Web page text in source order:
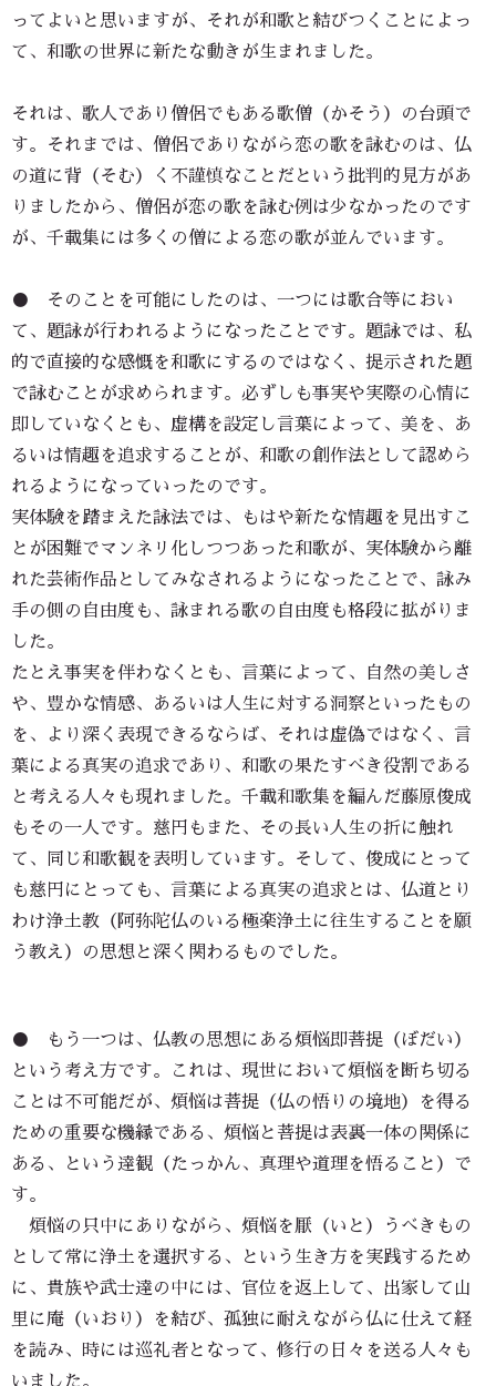
ってよいと思いますが、それが和歌と結びつくことによっ
て、和歌の世界に新たな動きが生まれました。
それは、歌人であり僧侶でもある歌僧（かそう）の台頭で
す。それまでは、僧侶でありながら恋の歌を詠むのは、仏
の道に背（そむ）く不謹慎なことだという批判的見方があ
りましたから、僧侶が恋の歌を詠む例は少なかったのです
が、千載集には多くの僧による恋の歌が並んでいます。
● そのことを可能にしたのは、一つには歌合等におい
て、題詠が行われるようになったことです。題詠では、私
的で直接的な感慨を和歌にするのではなく、提示された題
で詠むことが求められます。必ずしも事実や実際の心情に
即していなくとも、虚構を設定し言葉によって、美を、あ
るいは情趣を追求することが、和歌の創作法として認めら
れるようになっていったのです。
実体験を踏まえた詠法では、もはや新たな情趣を見出すこ
とが困難でマンネリ化しつつあった和歌が、実体験から離
れた芸術作品としてみなされるようになったことで、詠み
手の側の自由度も、詠まれる歌の自由度も格段に拡がりま
した。
たとえ事実を伴わなくとも、言葉によって、自然の美しさ
や、豊かな情感、あるいは人生に対する洞察といったもの
を、より深く表現できるならば、それは虚偽ではなく、言
葉による真実の追求であり、和歌の果たすべき役割である
と考える人々も現れました。千載和歌集を編んだ藤原俊成
もその一人です。慈円もまた、その長い人生の折に触れ
て、同じ和歌観を表明しています。そして、俊成にとって
も慈円にとっても、言葉による真実の追求とは、仏道とり
わけ浄土教（阿弥陀仏のいる極楽浄土に往生することを願
う教え）の思想と深く関わるものでした。
● もう一つは、仏教の思想にある煩悩即菩提（ぼだい）
という考え方です。これは、現世において煩悩を断ち切る
ことは不可能だが、煩悩は菩提（仏の悟りの境地）を得る
ための重要な機縁である、煩悩と菩提は表裏一体の関係に
ある、という達観（たっかん、真理や道理を悟ること）で
す。
煩悩の只中にありながら、煩悩を厭（いと）うべきもの
として常に浄土を選択する、という生き方を実践するため
に、貴族や武士達の中には、官位を返上して、出家して山
里に庵（いおり）を結び、孤独に耐えながら仏に仕えて経
を読み、時には巡礼者となって、修行の日々を送る人々も
いました。